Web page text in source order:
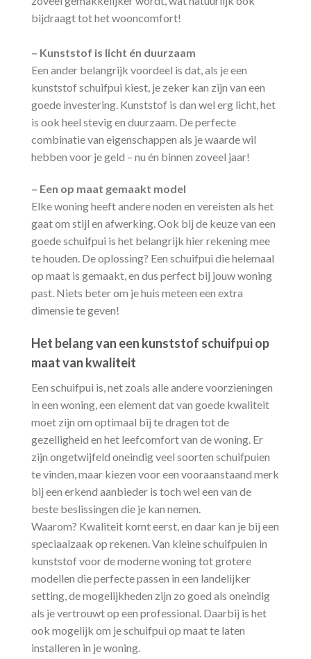
bijdraagt tot het wooncomfort!
– Kunststof is licht én duurzaam
Een ander belangrijk voordeel is dat, als je een
kunststof schuifpui kiest, je zeker kan zijn van een
goede investering. Kunststof is dan wel erg licht, het
is ook heel stevig en duurzaam. De perfecte
combinatie van eigenschappen als je waarde wil
hebben voor je geld – nu én binnen zoveel jaar!
– Een op maat gemaakt model
Elke woning heeft andere noden en vereisten als het
gaat om stijl en afwerking. Ook bij de keuze van een
goede schuifpui is het belangrijk hier rekening mee
te houden. De oplossing? Een schuifpui die helemaal
op maat is gemaakt, en dus perfect bij jouw woning
past. Niets beter om je huis meteen een extra
dimensie te geven!
Het belang van een kunststof schuifpui op
maat van kwaliteit
Een schuifpui is, net zoals alle andere voorzieningen
in een woning, een element dat van goede kwaliteit
moet zijn om optimaal bij te dragen tot de
gezelligheid en het leefcomfort van de woning. Er
zijn ongetwijfeld oneindig veel soorten schuifpuien
te vinden, maar kiezen voor een vooraanstaand merk
bij een erkend aanbieder is toch wel een van de
beste beslissingen die je kan nemen.
Waarom? Kwaliteit komt eerst, en daar kan je bij een
speciaalzaak op rekenen. Van kleine schuifpuien in
kunststof voor de moderne woning tot grotere
modellen die perfecte passen in een landelijker
setting, de mogelijkheden zijn zo goed als oneindig
als je vertrouwt op een professional. Daarbij is het
ook mogelijk om je schuifpui op maat te laten
installeren in je woning.